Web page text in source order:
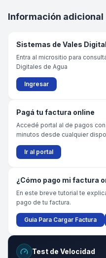
Información adicional
Sistemas de Vales
Entra al micrositio para
Digitales de Agua
Ingresar
Pagá tu factura online
Accedé portal al de pagos
minutos desde cualquier
Ir al portal
¿Cómo pago mi factura
En este breve tutorial te
pago de tu factura.
Guia Para Cargar Factura
Test de Velocidad